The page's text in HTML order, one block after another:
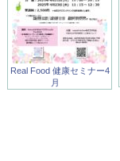
Real Food 健康セミナー4
月